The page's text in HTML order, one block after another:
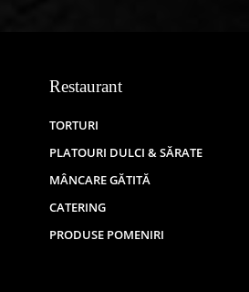
Restaurant
TORTURI
PLATOURI DULCI & SĂRATE
MÂNCARE GĂTITĂ
CATERING
PRODUSE POMENIRI